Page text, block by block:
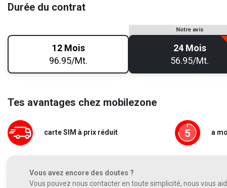
Durée du contrat
12 Mois
96.95/Mt.
Notre avis
24 Mois
56.95/Mt.
Tes avantages chez mobilezone
carte SIM à prix réduit a
Vous avez encore des doutes ?
Vous pouvez nous contacter en toute simplicité, nous vous